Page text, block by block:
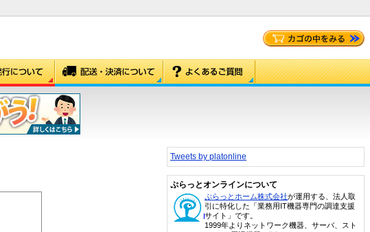
Tweets by platonline
ぷらっとオンラインについて
ぷらっとホーム株式会社が運用する、法人取
引に特化した「業務用IT機器専門の調達支援
サイト」です。
1999年よりネットワーク機器、サーバ、スト